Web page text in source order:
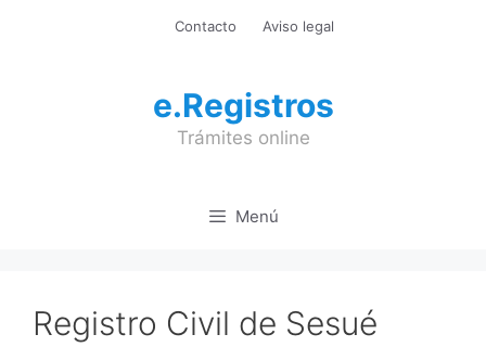
Contacto Aviso legal
e.Registros
Trámites online
Menú
Registro Civil de Sesué